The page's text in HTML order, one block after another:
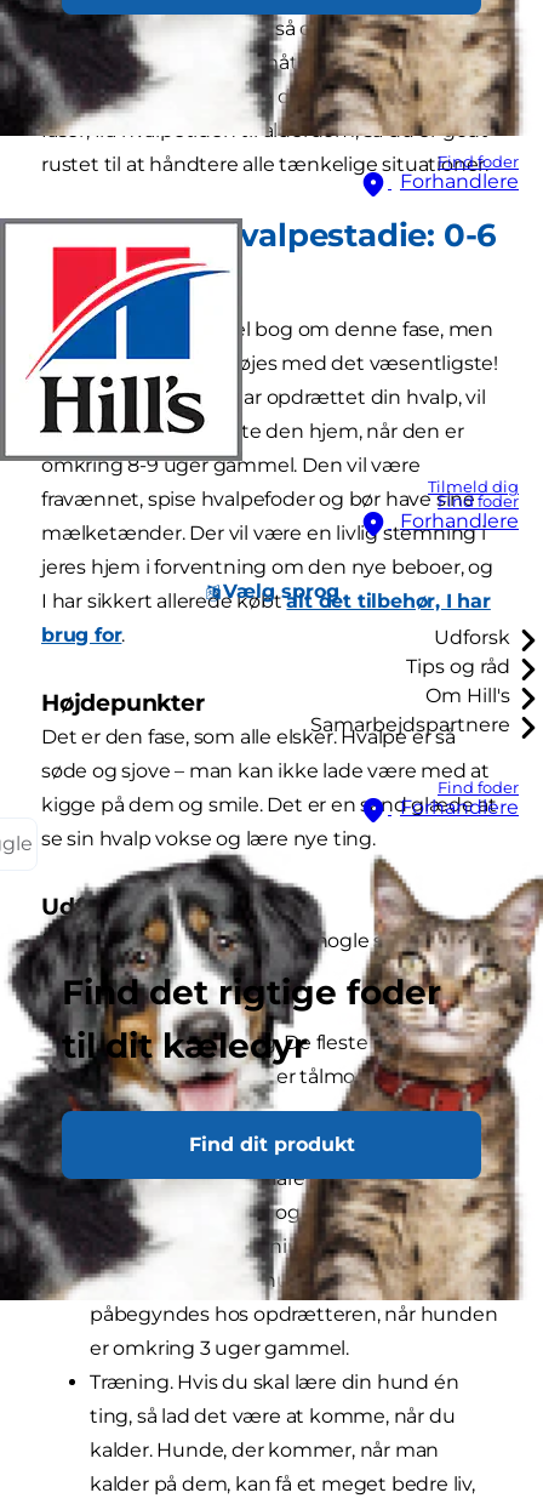
Find foder
Forhandlere
Tilmeld dig
Find foder
Forhandlere
Vælg sprog
Udforsk
Tips og råd
Om Hill's
Samarbejdspartnere
Find foder
Forhandlere
Find det rigtige foder
til dit kæledyr
Find dit produkt
livsfaser, de gennemgår, så du kan forberede dig
på de udfordringer, du måtte stå over for. I
denne artikel vil vi guide dig gennem alle disse
faser, fra hvalpetiden til alderdom, så du er godt
rustet til at håndtere alle tænkelige situationer.
Det tidlige hvalpestadie: 0-6
måneder
Vi kunne skrive en hel bog om denne fase, men
i denne artikel vil vi nøjes med det væsentligste!
Medmindre du selv har opdrættet din hvalp, vil
du sandsynligvis hente den hjem, når den er
omkring 8-9 uger gammel. Den vil være
fravænnet, spise hvalpefoder og bør have sine
mælketænder. Der vil være en livlig stemning i
jeres hjem i forventning om den nye beboer, og
I har sikkert allerede købtalt det tilbehør, I har
brug for.
Højdepunkter
Det er den fase, som alle elsker. Hvalpe er så
søde og sjove – man kan ikke lade være med at
kigge på dem og smile. Det er en sand glæde at
se sin hvalp vokse og lære nye ting.
Udfordringer
Dette er også en etape med nogle store
udfordringer!
Renlighedstræning. De fleste hunde lærer
det hurtigt, hvis du er tålmodig, venlig og
konsekvent.
Socialisering og tilvænning
. Det er sådan,
din hvalp lærer at klare sig i verden og at
omgås mennesker og andre dyr. Dette er
af afgørende betydning, hvis du ønsker en
glad og selvsikker hund, og træningen bør
påbegyndes hos opdrætteren, når hunden
er omkring 3 uger gammel.
Træning. Hvis du skal lære din hund én
ting, så lad det være at komme, når du
kalder. Hunde, der kommer, når man
kalder på dem, kan få et meget bedre liv,